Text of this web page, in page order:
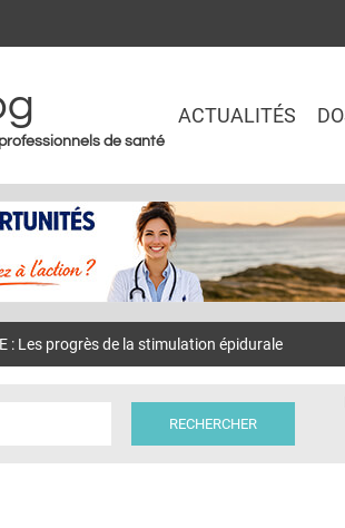
de santé
ACTUALITÉS
: Les progrès de la stimulation épidurale